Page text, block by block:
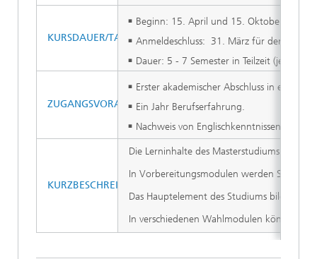
Beginn: 15. April und 15. Oktober, jedes
Anmeldeschluss: 31. März für den
Dauer: 5 - 7 Semester in Teilzeit (je nach
Erster akademischer Abschluss in einem
Ein Jahr Berufserfahrung.
Nachweis von Englischkenntnissen, die
Die Lerninhalte des Masterstudiums
In Vorbereitungsmodulen werden
Das Hauptelement des Studiums bilden
In verschiedenen Wahlmodulen können
KURSDAUER/TAGESABLAUF
ZUGANGSVORAUSSETZUNG
KURZBESCHREIBUNG DER INHALTE